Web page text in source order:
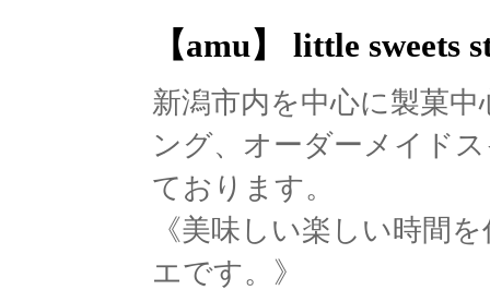
【amu】 little sweets
新潟市内を中心に製菓
ング、オーダーメイド
ております。
《美味しい楽しい時間
エです。》